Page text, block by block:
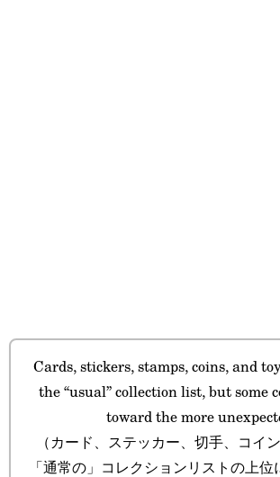
Cards, stickers, stamps, coins, and
the “usual” collection list, but some
toward the more
（カード、ステッカー、切手、コイ
「通常の」コレクションリストの上